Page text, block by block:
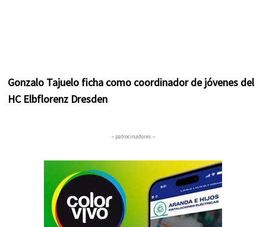
Gonzalo Tajuelo ficha como coordinador de jóvenes del
HC Elbflorenz Dresden
– patrocinadores –